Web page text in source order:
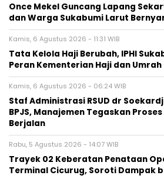
Once Mekel Guncang Lapang
dan Warga Sukabumi Larut
Kamis, 6 Agustus 2026 - 11:31 WIB
Tata Kelola Haji Berubah, IPHI
Peran Kementerian Haji dan Umrah
Kamis, 6 Agustus 2026 - 06:24 WIB
Staf Administrasi RSUD dr
BPJS, Manajemen Tegaskan
Berjalan
Rabu, 5 Agustus 2026 - 14:07 WIB
‎Trayek 02 Keberatan Penataan
Terminal Cicurug, Soroti Dampak